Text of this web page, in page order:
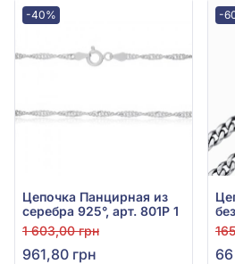
-40%
Цепочка Панцирная из
серебра 925°, арт. 801Р 1
1 603,00 грн
961,80 грн
-